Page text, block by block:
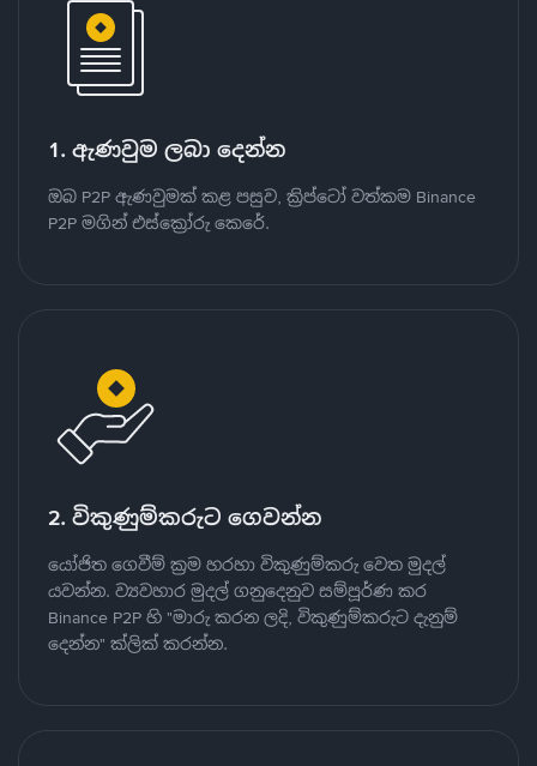
1. ඇණවුම ලබා දෙන්න
ඔබ P2P ඇණවුමක් කළ පසුව, ක්‍රිප්ටෝ වත්කම Binance
P2P මගින් එස්ක්‍රෝරු කෙරේ.
2. විකුණුම්කරුට ගෙවන්න
යෝජිත ගෙවීම් ක්‍රම හරහා විකුණුම්කරු වෙත මුදල්
යවන්න. ව්‍යවහාර මුදල් ගනුදෙනුව සම්පූර්ණ කර
Binance P2P හි "මාරු කරන ලදි, විකුණුම්කරුට දැනුම්
දෙන්න" ක්ලික් කරන්න.